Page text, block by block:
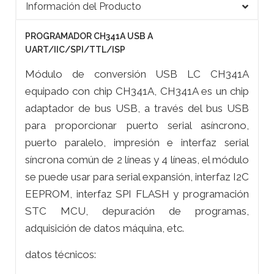
Información del Producto
PROGRAMADOR CH341A USB A
UART/IIC/SPI/TTL/ISP
Módulo de conversión USB LC CH341A
equipado con chip CH341A, CH341A es un chip
adaptador de bus USB, a través del bus USB
para proporcionar puerto serial asíncrono,
puerto paralelo, impresión e interfaz serial
síncrona común de 2 líneas y 4 líneas, el módulo
se puede usar para serial expansión, interfaz I2C
EEPROM, interfaz SPI FLASH y programación
STC MCU, depuración de programas,
adquisición de datos máquina, etc.
datos técnicos: